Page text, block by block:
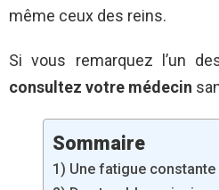
même ceux des reins.
Si vous remarquez l’un
consultez votre médecin
Sommaire
1) Une fatigue constante